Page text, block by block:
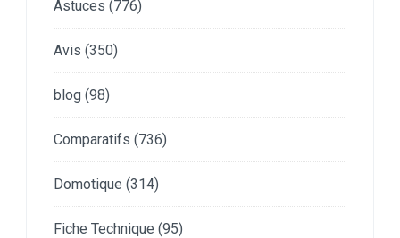
Astuces (776)
Avis (350)
blog (98)
Comparatifs (736)
Domotique (314)
Fiche Technique (95)